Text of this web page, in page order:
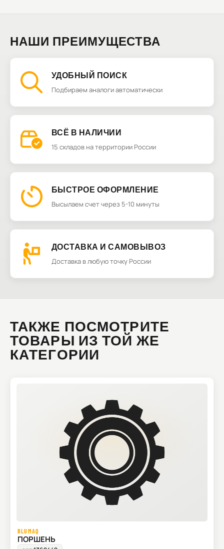
НАШИ ПРЕИМУЩЕСТВА
УДОБНЫЙ ПОИСК
Подбираем аналоги автоматически
ВСЁ В НАЛИЧИИ
15 складов на территории России
БЫСТРОЕ ОФОРМЛЕНИЕ
Высылаем счет через 5-10 минуты
ДОСТАВКА И САМОВЫВОЗ
Доставка в любую точку России
ТАКЖЕ ПОСМОТРИТЕ
ТОВАРЫ ИЗ ТОЙ ЖЕ
КАТЕГОРИИ
BLUMAQ
ПОРШЕНЬ